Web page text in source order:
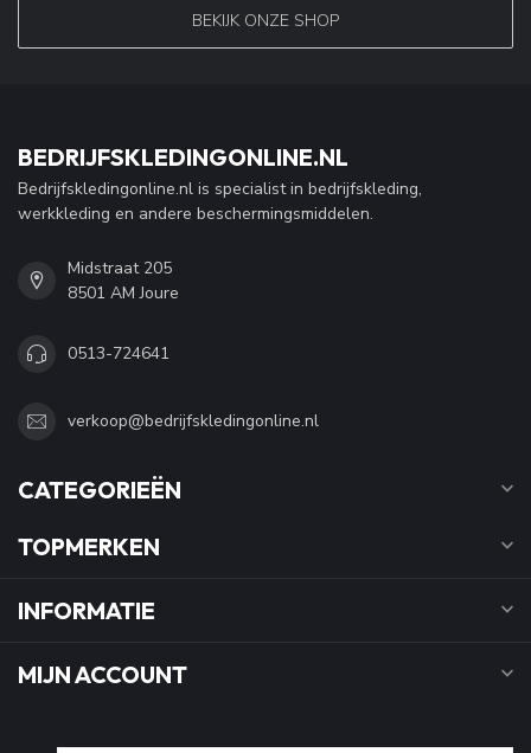
BEKIJK ONZE SHOP
BEDRIJFSKLEDINGONLINE.NL
Bedrijfskledingonline.nl is specialist in bedrijfskleding,
werkkleding en andere beschermingsmiddelen.
Midstraat 205
8501 AM Joure
0513-724641
verkoop@bedrijfskledingonline.nl
CATEGORIEËN
TOPMERKEN
INFORMATIE
MIJN ACCOUNT